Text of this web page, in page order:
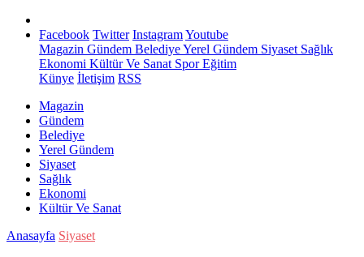
Facebook Twitter InstagramYoutube
Magazin Gündem BelediyeYerel Gündem Siyaset Sağlık
Ekonomi Kültür Ve Sanat SporEğitim
Künye İletişim RSS
Magazin
Gündem
Belediye
Yerel Gündem
Siyaset
Sağlık
Ekonomi
Kültür Ve Sanat
Anasayfa Siyaset